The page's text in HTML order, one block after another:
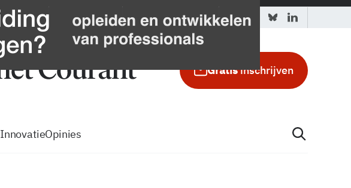
Tip de redactie Adverteren in de GIC
Gratisinschrijven
InnovatieOpinies